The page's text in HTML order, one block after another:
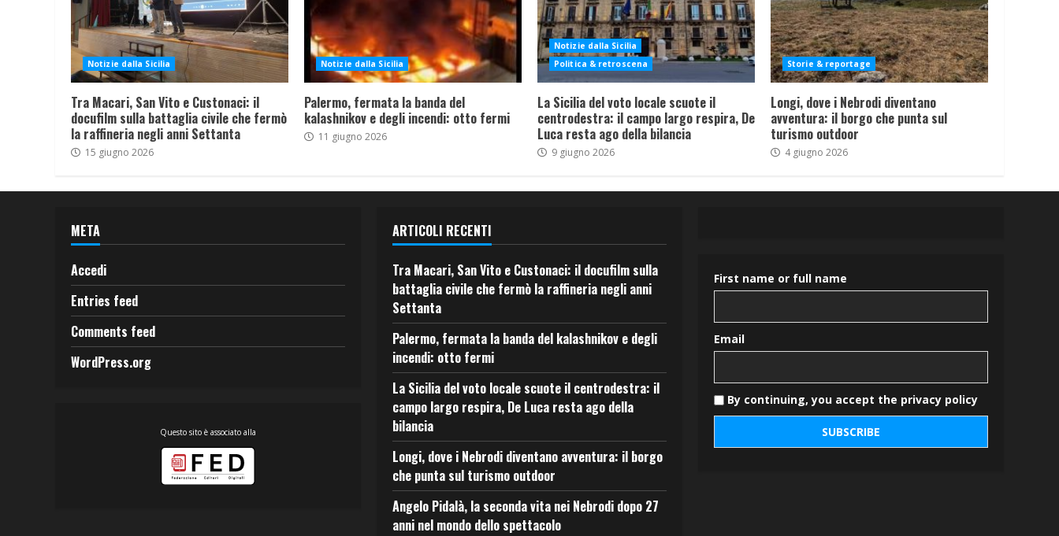
Notizie dalla Sicilia
Tra Macari, San Vito e Custonaci: il
docufilm sulla battaglia civile che fermò
la raffineria negli anni Settanta
15 giugno 2026
Notizie dalla Sicilia
Palermo, fermata la banda del
kalashnikov e degli incendi: otto fermi
11 giugno 2026
Notizie dalla Sicilia
Politica & retroscena
La Sicilia del voto locale scuote il
centrodestra: il campo largo respira, De
Luca resta ago della bilancia
9 giugno 2026
Storie & reportage
Longi, dove i Nebrodi diventano
avventura: il borgo che punta sul
turismo outdoor
4 giugno 2026
META
Accedi
Entries feed
Comments feed
WordPress.org
Questo sito è associato alla
ARTICOLI RECENTI
Tra Macari, San Vito e Custonaci: il docufilm sulla
battaglia civile che fermò la raffineria negli anni
Settanta
Palermo, fermata la banda del kalashnikov e degli
incendi: otto fermi
La Sicilia del voto locale scuote il centrodestra: il
campo largo respira, De Luca resta ago della
bilancia
Longi, dove i Nebrodi diventano avventura: il borgo
che punta sul turismo outdoor
Angelo Pidalà, la seconda vita nei Nebrodi dopo 27
anni nel mondo dello spettacolo
First name or full name
Email
By continuing, you accept the privacy policy